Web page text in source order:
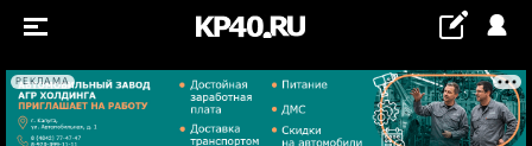
РЕКЛАМА
+19...+20 °С